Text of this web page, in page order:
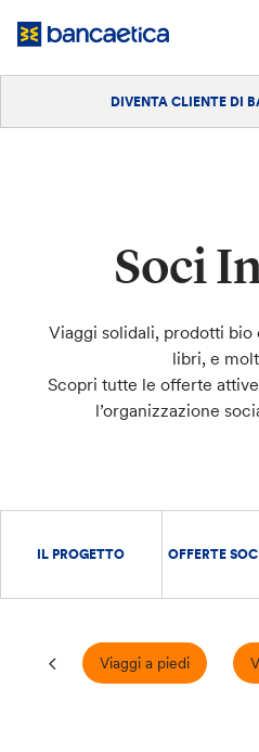
DIVENTA CLIENTE DI
Soci
Viaggi solidali, prodotti
libri, e
Scopri tutte le offerte
l’organizzazione
IL PROGETTO OFFERTE
Viaggi a piedi